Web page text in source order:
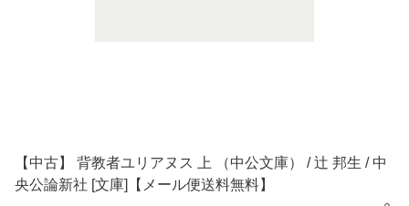
【中古】 背教者ユリアヌス 上 （中公文庫） / 辻 邦生 / 中
央公論新社 [文庫]【メール便送料無料】